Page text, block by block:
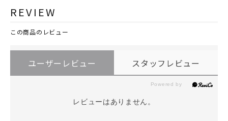
REVIEW
この商品のレビュー
ユーザーレビュー スタッフレビュー
レビューはありません。